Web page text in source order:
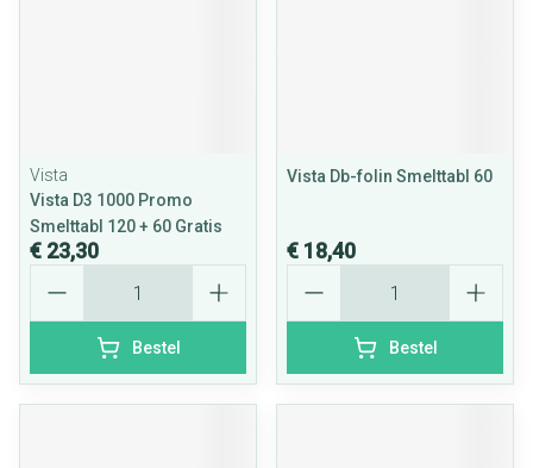
Vista
Vista D3 1000 Promo
Smelttabl 120 + 60 Gratis
€ 23,30
Bestel
Vista Db-folin Smelttabl 60
€ 18,40
Bestel